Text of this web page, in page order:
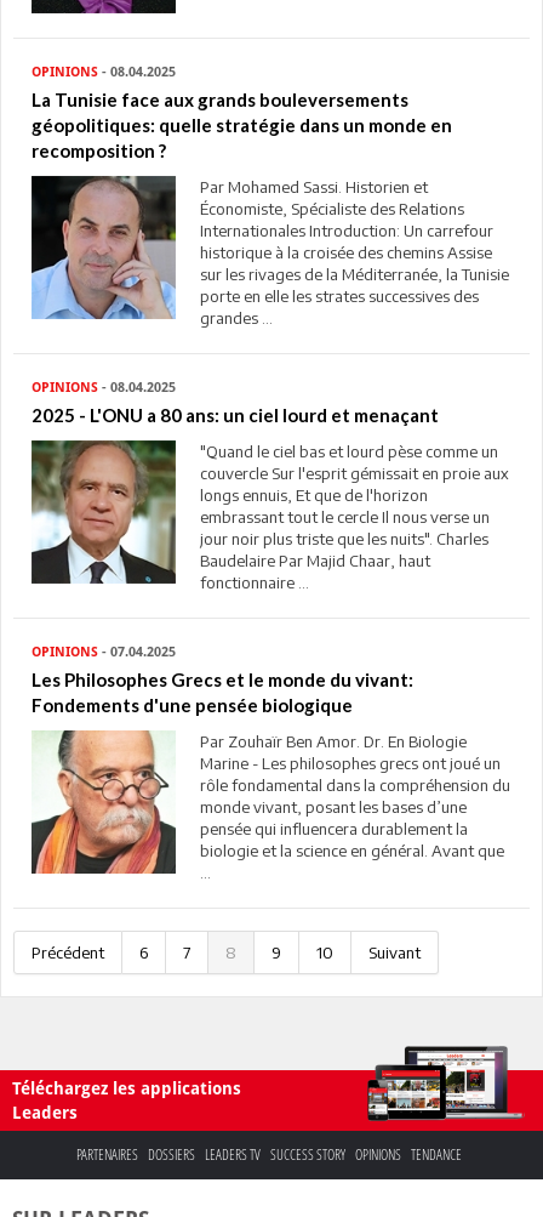
OPINIONS - 08.04.2025
La Tunisie face aux grands bouleversements
géopolitiques: quelle stratégie dans un monde en
recomposition ?
Par Mohamed Sassi. Historien et
Économiste, Spécialiste des Relations
Internationales Introduction: Un carrefour
historique à la croisée des chemins Assise
sur les rivages de la Méditerranée, la Tunisie
porte en elle les strates successives des
grandes ...
OPINIONS - 08.04.2025
2025 - L'ONU a 80 ans: un ciel lourd et menaçant
"Quand le ciel bas et lourd pèse comme un
couvercle Sur l'esprit gémissait en proie aux
longs ennuis, Et que de l'horizon
embrassant tout le cercle Il nous verse un
jour noir plus triste que les nuits". Charles
Baudelaire Par Majid Chaar, haut
fonctionnaire ...
OPINIONS - 07.04.2025
Les Philosophes Grecs et le monde du vivant:
Fondements d'une pensée biologique
Par Zouhaïr Ben Amor. Dr. En Biologie
Marine - Les philosophes grecs ont joué un
rôle fondamental dans la compréhension du
monde vivant, posant les bases d’une
pensée qui influencera durablement la
biologie et la science en général. Avant que
Précédent 6 7 8 9 10 Suivant
Téléchargez les applications
Leaders
PARTENAIRES DOSSIERS LEADERS TV SUCCESS STORY OPINIONS TENDANCE